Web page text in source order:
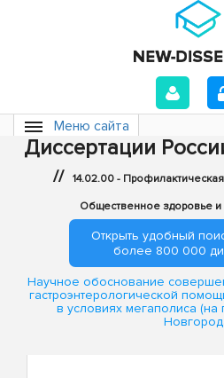
Меню сайта
Диссертации
// 14.02.00 -
Общественное здоровье и
Открыть удобный
более 800 000
Научное обоснование
гастроэнтерологической
в условиях мегаполиса